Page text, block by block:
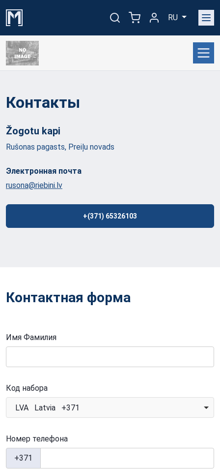
RU
Контакты
Žogotu kapi
Rušonas pagasts, Preiļu novads
Электронная почта
rusona@riebini.lv
+(371) 65326103
Контактная форма
Имя Фамилия
Код набора
LVA Latvia +371
Номер телефона
+371